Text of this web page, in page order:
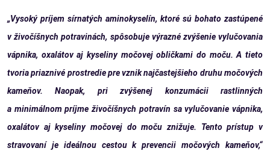
„Vysoký príjem sírnatých aminokyselín, ktoré sú bohato zastúpené
v živočíšnych potravinách, spôsobuje výrazné zvýšenie vylučovania
vápnika, oxalátov aj kyseliny močovej obličkami do moču. A tieto
tvoria priaznivé prostredie pre vznik najčastejšieho druhu močových
kameňov. Naopak, pri zvýšenej konzumácii rastlinných
a minimálnom príjme živočíšnych potravín sa vylučovanie vápnika,
oxalátov aj kyseliny močovej do moču znižuje. Tento prístup v
stravovaní je ideálnou cestou k prevencii močových kameňov,“